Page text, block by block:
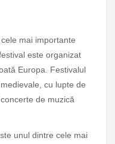
mai importante
este organizat
Europa. Festivalul
cu lupte de
de muzică
unul dintre cele mai